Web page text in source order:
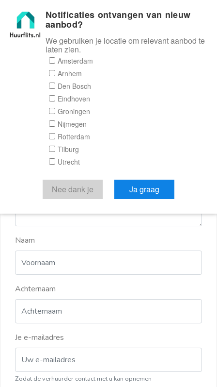
Huurflits
Reactieformulier
Huurflits
Verstuur je bericht
Door een bericht te sturen kom je in contact met de
aanbieder of makelaar van de woning.
Naam
Achternaam
Je e-mailadres
Zodat de verhuurder contact met u kan opnemen
Notificaties ontvangen van nieuw
aanbod?
We gebruiken je locatie om relevant aanbod te
laten zien.
Amsterdam
Arnhem
Den Bosch
Eindhoven
Groningen
Nijmegen
Rotterdam
Tilburg
Utrecht
Nee dank je Ja graag